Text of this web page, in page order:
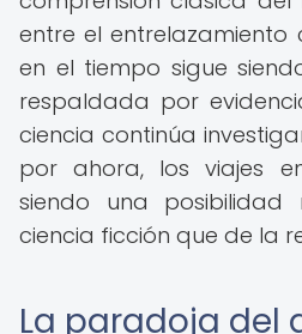
entre el entrelazamiento
en el tiempo sigue
respaldada por
ciencia continúa
por ahora, los viajes
siendo una
ciencia ficción que de la
La paradoja del